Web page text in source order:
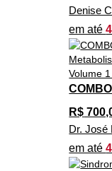
Denise
em até
R$
Dr. José
em até